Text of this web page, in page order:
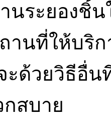
นระยองชิ้
านที่ให้บริ
ะด้วยวิธีอื่น
สบาย